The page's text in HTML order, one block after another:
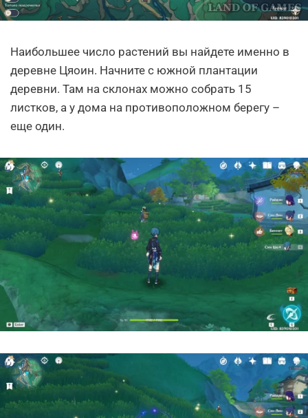
Наибольшее число растений вы найдете именно в
деревне Цяоин. Начните с южной плантации
деревни. Там на склонах можно собрать 15
листков, а у дома на противоположном берегу –
еще один.